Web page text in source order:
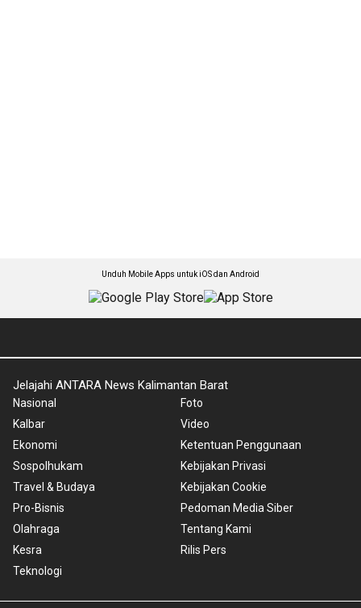
Unduh Mobile Apps untuk iOS dan Android
Jelajahi ANTARA News Kalimantan Barat
Nasional
Kalbar
Ekonomi
Sospolhukam
Travel & Budaya
Pro-Bisnis
Olahraga
Kesra
Teknologi
Foto
Video
Ketentuan Penggunaan
Kebijakan Privasi
Kebijakan Cookie
Pedoman Media Siber
Tentang Kami
Rilis Pers